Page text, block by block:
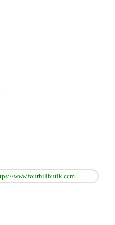
www.fourhillbutik.com